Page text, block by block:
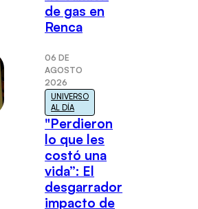
de gas en
Renca
06 DE
AGOSTO
2026
UNIVERSO
AL DÍA
"Perdieron
lo que les
costó una
vida”: El
desgarrador
impacto de